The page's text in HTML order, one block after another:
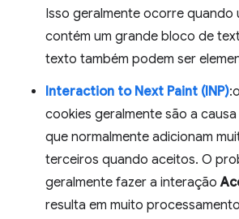
Isso geralmente ocorre quando
contém um grande bloco de
texto também podem ser
Interaction to Next Paint (INP)
cookies geralmente são a causa
que normalmente adicionam
terceiros quando aceitos. O
geralmente fazer a interação
resulta em muito